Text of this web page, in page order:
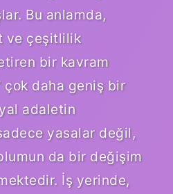
Bu anlamda,
ve çeşitlilik
bir kavram
çok daha geniş bir
adaletin
yasalar değil,
da bir değişim
İş yerinde,